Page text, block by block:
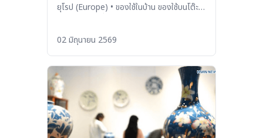
ยุโรป (Europe) • ของใช้ในบ้าน ของใช้บนโต๊ะ
Kitchenware)
02 มิถุนายน 2569